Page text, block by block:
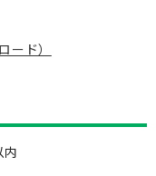
ード）
内